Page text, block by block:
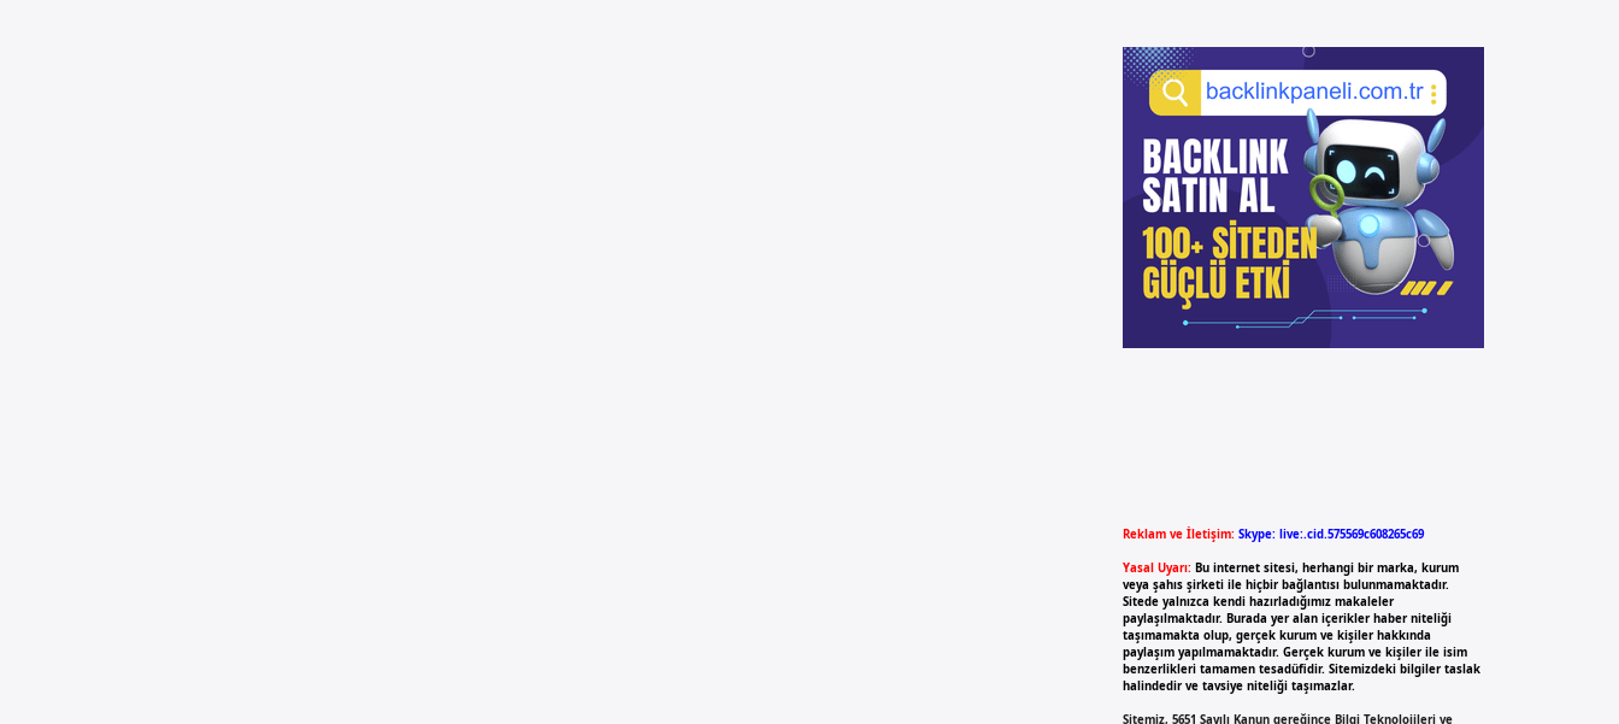
Reklam ve İletişim: Skype: live:.cid.575569c608265c69
Yasal Uyarı: Bu internet sitesi, herhangi bir marka, kurum
veya şahıs şirketi ile hiçbir bağlantısı bulunmamaktadır.
Sitede yalnızca kendi hazırladığımız makaleler
paylaşılmaktadır. Burada yer alan içerikler haber niteliği
taşımamakta olup, gerçek kurum ve kişiler hakkında
paylaşım yapılmamaktadır. Gerçek kurum ve kişiler ile isim
benzerlikleri tamamen tesadüfidir. Sitemizdeki bilgiler taslak
halindedir ve tavsiye niteliği taşımazlar.
Sitemiz, 5651 Sayılı Kanun gereğince Bilgi Teknolojileri ve